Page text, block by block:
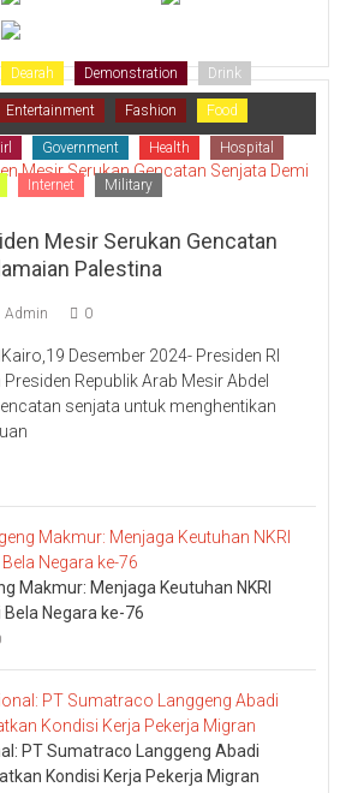
Dearah Demonstration Drink
Entertainment Fashion Food
Government Health Hospital
Internet Military
Mesir Serukan Gencatan
Palestina
Admin 0
Desember 2024- Presiden RI
Republik Arab Mesir Abdel
senjata untuk menghentikan
Makmur: Menjaga Keutuhan NKRI
Negara ke-76
PT Sumatraco Langgeng Abadi
Kondisi Kerja Pekerja Migran